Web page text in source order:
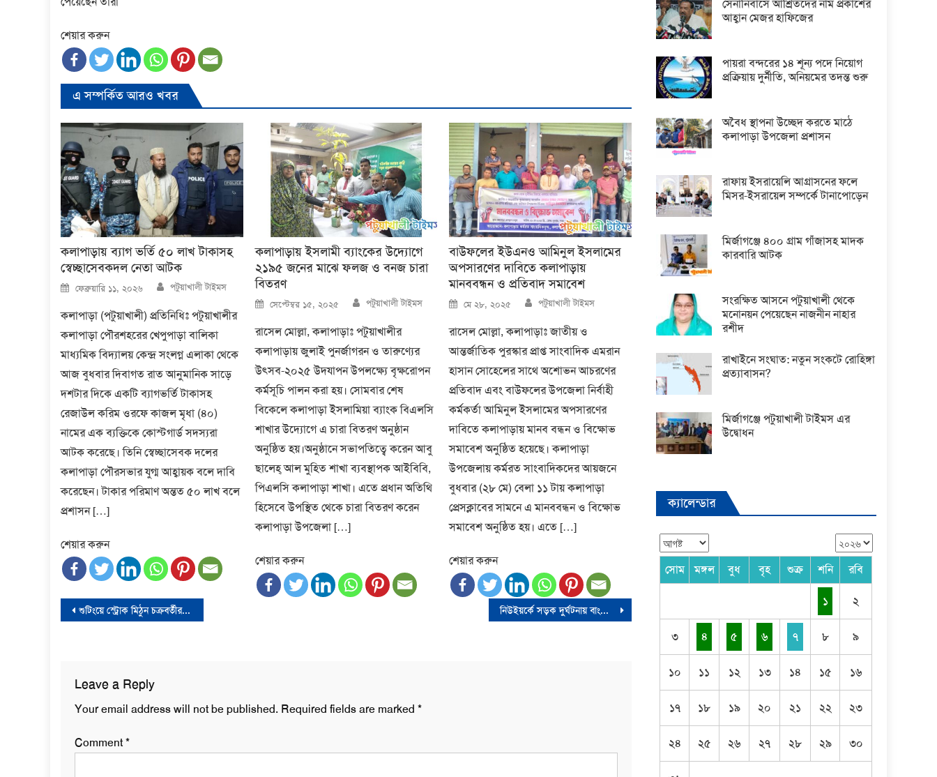
শেয়ার করুন
এ সম্পর্কিত আরও খবর
কলাপাড়ায় ব্যাগ ভর্তি ৫০ লাখ টাকাসহ
স্বেচ্ছাসেবকদল নেতা আটক
Posted
on
ফেব্রুয়ারি ১১, ২০২৬ Author
পটুয়াখালী টাইমস
কলাপাড়া (পটুয়াখালী) প্রতিনিধিঃ পটুয়াখালীর
কলাপাড়া পৌরশহরের খেপুপাড়া বালিকা
মাধ্যমিক বিদ্যালয় কেন্দ্র সংলগ্ন এলাকা থেকে
আজ বুধবার দিবাগত রাত আনুমানিক সাড়ে
দশটার দিকে একটি ব্যাগভর্তি টাকাসহ
রেজাউল করিম ওরফে কাজল মৃধা (৪০)
নামের এক ব্যক্তিকে কোস্টগার্ড সদস্যরা
আটক করেছে। তিনি স্বেচ্ছাসেবক দলের
কলাপাড়া পৌরসভার যুগ্ম আহ্বায়ক বলে দাবি
করেছেন। টাকার পরিমাণ অন্তত ৫০ লাখ বলে
প্রশাসন […]
শেয়ার করুন
কলাপাড়ায় ইসলামী ব্যাংকের উদ্যোগে
২১৯৫ জনের মাঝে ফলজ ও বনজ চারা
বিতরণ
Posted
on
সেপ্টেম্বর ১৫, ২০২৫ Author
পটুয়াখালী টাইমস
রাসেল মোল্লা, কলাপাড়াঃ পটুয়াখালীর
কলাপাড়ায় জুলাই পুনর্জাগরন ও তারুণ্যের
উৎসব-২০২৫ উদযাপন উপলক্ষ্যে বৃক্ষরোপন
কর্মসূচি পালন করা হয়। সোমবার শেষ
বিকেলে কলাপাড়া ইসলামিয়া ব্যাংক বিএলসি
শাখার উদ্যোগে এ চারা বিতরণ অনুষ্ঠান
অনুষ্ঠিত হয়।অনুষ্ঠানে সভাপতিত্বে করেন আবু
ছালেহ্ আল মুহিত শাখা ব্যবস্থাপক আইবিবি,
পিএলসি কলাপাড়া শাখা। এতে প্রধান অতিথি
হিসেবে উপস্থিত থেকে চারা বিতরণ করেন
কলাপাড়া উপজেলা […]
শেয়ার করুন
বাউফলের ইউএনও আমিনুল ইসলামের
অপসারণের দাবিতে কলাপাড়ায়
মানববন্ধন ও প্রতিবাদ সমাবেশ
Posted
on
মে ২৮, ২০২৫ Author
পটুয়াখালী টাইমস
রাসেল মোল্লা, কলাপাড়াঃ জাতীয় ও
আন্তর্জাতিক পুরস্কার প্রাপ্ত সাংবাদিক এমরান
হাসান সোহেলের সাথে অশোভন আচরণের
প্রতিবাদ এবং বাউফলের উপজেলা নির্বাহী
কর্মকর্তা আমিনুল ইসলামের অপসারণের
দাবিতে কলাপাড়ায় মানব বন্ধন ও বিক্ষোভ
সমাবেশ অনুষ্ঠিত হয়েছে। কলাপাড়া
উপজেলায় কর্মরত সাংবাদিকদের আয়জনে
বুধবার (২৮ মে) বেলা ১১ টায় কলাপাড়া
প্রেসক্লাবের সামনে এ মানববন্ধন ও বিক্ষোভ
সমাবেশ অনুষ্ঠিত হয়। এতে […]
শেয়ার করুন
Post
শুটিংয়ে স্ট্রোক মিঠুন চক্রবর্তীর, ভর্তি হাসপাতালে নিউইয়র্কে সড়ক দুর্ঘটনায় বাংলাদেশী দম্পতি নিহতঃ কমিউনিটিতে শোকের ছায়া
Leave a Reply
Your email address will not be published. Required fields are marked *
Comment*
সেনানিবাসে আশ্রিতদের নাম প্রকাশের
আহ্বান মেজর হাফিজের
পায়রা বন্দরের ১৪ শূন্য পদে নিয়োগ
প্রক্রিয়ায় দুর্নীতি, অনিয়মের তদন্ত শুরু
অবৈধ স্থাপনা উচ্ছেদ করতে মাঠে
কলাপাড়া উপজেলা প্রশাসন
রাফায় ইসরায়েলি আগ্রাসনের ফলে
মিসর-ইসরায়েল সম্পর্কে টানাপোড়েন
মির্জাগঞ্জে ৪০০ গ্রাম গাঁজাসহ মাদক
কারবারি আটক
সংরক্ষিত আসনে পটুয়াখালী থেকে
মনোনয়ন পেয়েছেন নাজনীন নাহার
রশীদ
রাখাইনে সংঘাত: নতুন সংকটে রোহিঙ্গা
প্রত্যাবাসন?
মির্জাগঞ্জে পটুয়াখালী টাইমস এর
উদ্বোধন
ক্যালেন্ডার
সোম মঙ্গল বুধ বৃহ শুক্র শনি রবি
১ ২
৩ ৪ ৫ ৬ ৭ ৮ ৯
১০ ১১ ১২ ১৩ ১৪ ১৫ ১৬
১৭ ১৮ ১৯ ২০ ২১ ২২ ২৩
২৪ ২৫ ২৬ ২৭ ২৮ ২৯ ৩০